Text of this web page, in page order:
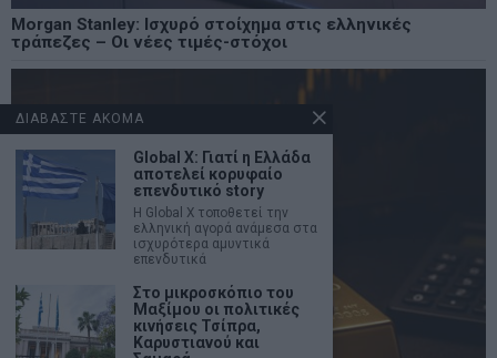
Morgan Stanley: Ισχυρό στοίχημα στις ελληνικές
τράπεζες – Οι νέες τιμές-στόχοι
ΔΙΑΒΑΣΤΕ ΑΚΟΜΑ
Global X: Γιατί η Ελλάδα
αποτελεί κορυφαίο
επενδυτικό story
Η Global X τοποθετεί την
ελληνική αγορά ανάμεσα στα
ισχυρότερα αμυντικά
επενδυτικά
Στο μικροσκόπιο του
Μαξίμου οι πολιτικές
κινήσεις Τσίπρα,
Καρυστιανού και